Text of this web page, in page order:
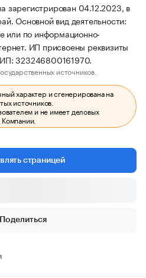
04.12.2023, в
Основной вид деятельности:
или по информационно-
ИП присвоены реквизиты
323246800161970.
источников.
характер и сгенерирована на
источников.
и не имеет деловых
страницей
Поделиться